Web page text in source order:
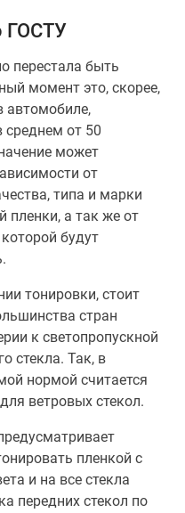
ГОСТУ
перестала быть
момент это, скорее,
автомобиле,
от 50
может
от
типа и марки
пленки, а так же от
будут
тонировки, стоит
стран
к светопропускной
стекла. Так, в
нормой считается
ветровых стекол.
пленкой с
и на все стекла
передних стекол по